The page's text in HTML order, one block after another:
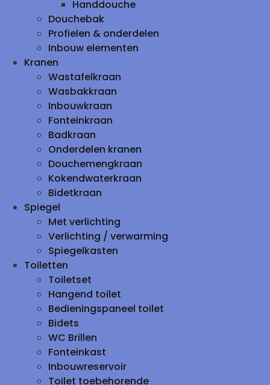
Handdouche
Douchebak
Profielen & onderdelen
Inbouw elementen
Kranen
Wastafelkraan
Wasbakkraan
Inbouwkraan
Fonteinkraan
Badkraan
Onderdelen kranen
Douchemengkraan
Kokendwaterkraan
Bidetkraan
Spiegel
Met verlichting
Verlichting / verwarming
Spiegelkasten
Toiletten
Toiletset
Hangend toilet
Bedieningspaneel toilet
Bidets
WC Brillen
Fonteinkast
Inbouwreservoir
Toilet toebehorende